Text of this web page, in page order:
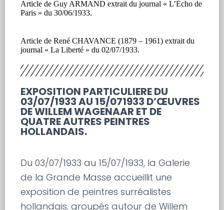
Article de Guy ARMAND extrait du journal « L’Écho de
Paris » du 30/06/1933.
Article de René CHAVANCE (1879 – 1961) extrait du
journal « La Liberté » du 02/07/1933.
EXPOSITION PARTICULIERE DU
03/07/1933 AU 15/071933 D’ŒUVRES
DE WILLEM WAGENAAR ET DE
QUATRE AUTRES PEINTRES
HOLLANDAIS.
Du 03/07/1933 au 15/07/1933, la Galerie
de la Grande Masse accueillit une
exposition de peintres surréalistes
hollandais, groupés autour de Willem